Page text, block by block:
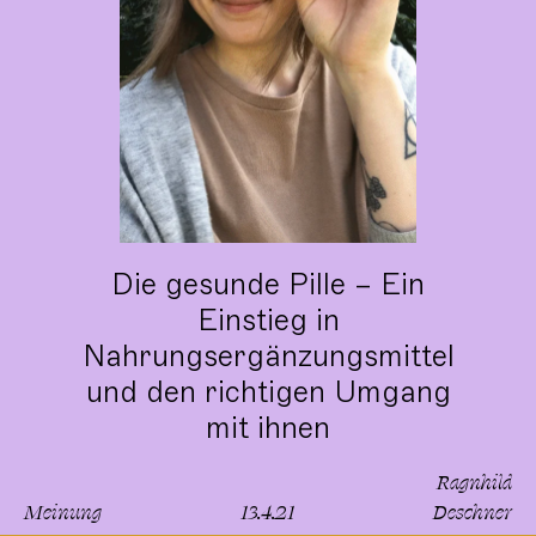
Die gesunde Pille – Ein
Einstieg in
Nahrungsergänzungsmittel
und den richtigen Umgang
mit ihnen
Meinung 13.4.21
Ragnhild
Deschner